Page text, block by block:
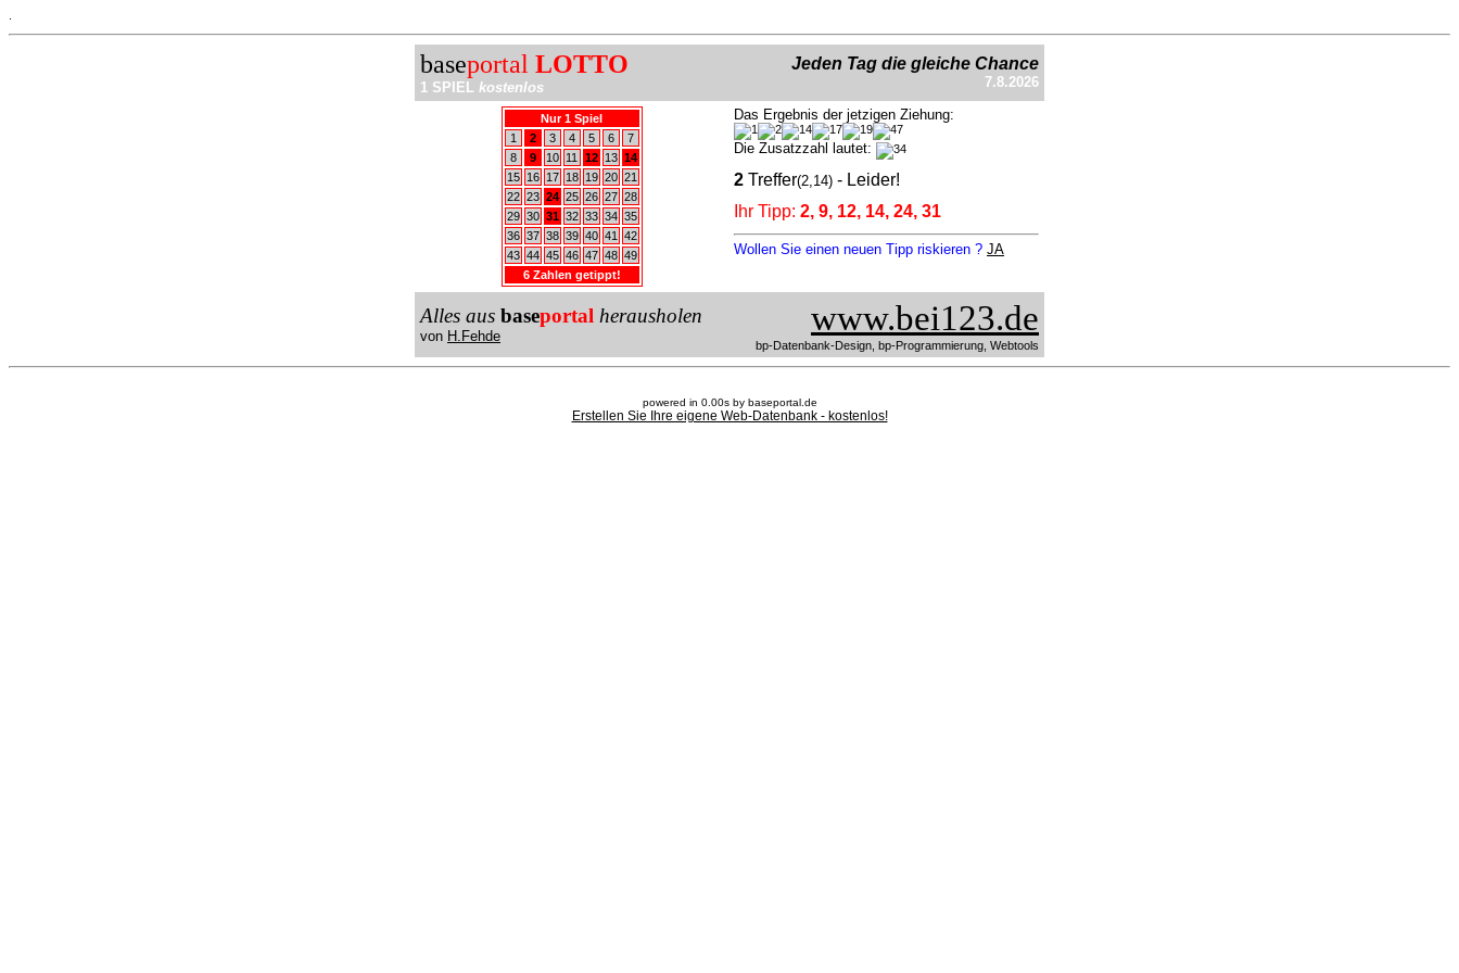
baseportal LOTTO
1 SPIEL kostenlos
Jeden Tag die gleiche Chance
7.8.2026
Nur 1 Spiel
1
2 3 4 5 6
7
8
9 10 11 12 13 14
15
16 17 18 19 20 21
22 23 24 25 26 27 28
29 30 31 32 33 34 35
36 37 38 39 40 41
42
43 44 45 46 47 48 49
6 Zahlen getippt!
Das Ergebnis der jetzigen Ziehung:
Die Zusatzzahl lautet:
2 Treffer(2,14) - Leider!
Ihr Tipp: 2, 9, 12, 14, 24, 31
Wollen Sie einen neuen Tipp riskieren ? JA
Alles aus baseportal herausholen
von H.Fehde www.bei123.de
bp-Datenbank-Design, bp-Programmierung, Webtools
powered in 0.00s by baseportal.de
Erstellen Sie Ihre eigene Web-Datenbank - kostenlos!